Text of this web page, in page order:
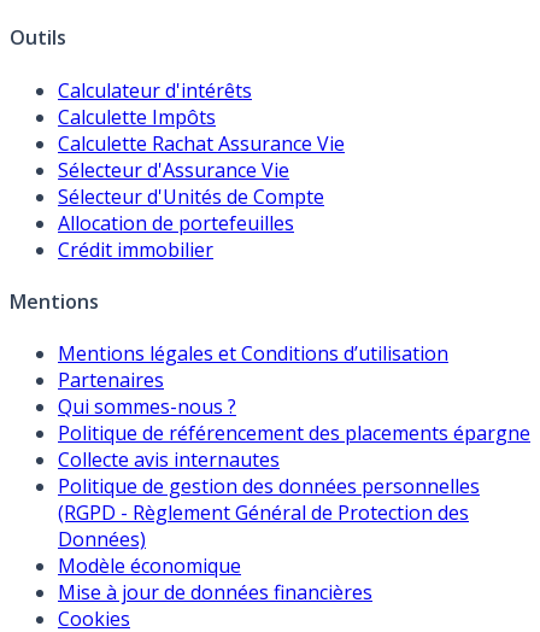
Outils
Calculateur d'intérêts
Calculette Impôts
Calculette Rachat Assurance Vie
Sélecteur d'Assurance Vie
Sélecteur d'Unités de Compte
Allocation de portefeuilles
Crédit immobilier
Mentions
Mentions légales et Conditions d’utilisation
Partenaires
Qui sommes-nous ?
Politique de référencement des placements épargne
Collecte avis internautes
Politique de gestion des données personnelles
(RGPD - Règlement Général de Protection des
Données)
Modèle économique
Mise à jour de données financières
Cookies